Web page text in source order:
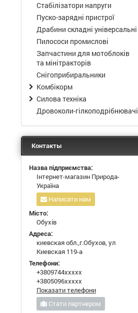
Стабілізатори напруги
Пуско-зарядні пристрої
Драбини складні універсальні
Пилососи промислові
Запчастини для мотоблоків
та мінітракторів
Снігоприбиральники
Комбікорм
Силова техніка
Дровоколи-гілкоподрібнювачі
Контакты
Назва підприємства:
Інтернет-магазин Природа-
Україна
Написати нам
Місто:
Обухів
Адреса:
киевская обл.,г.Обухов, ул
Киевская 119-а
Телефони:
+3809744xxxxx
+3805096xxxxx
Показати телефони
Стати партнером